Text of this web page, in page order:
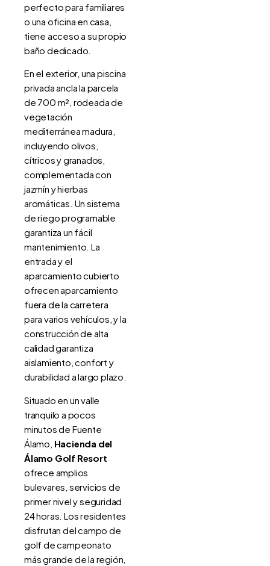
perfecto para familiares
o una oficina en casa,
tiene acceso a su propio
baño dedicado.
En el exterior, una piscina
privada ancla la parcela
de 700 m², rodeada de
vegetación
mediterránea madura,
incluyendo olivos,
cítricos y granados,
complementada con
jazmín y hierbas
aromáticas. Un sistema
de riego programable
garantiza un fácil
mantenimiento. La
entrada y el
aparcamiento cubierto
ofrecen aparcamiento
fuera de la carretera
para varios vehículos, y la
construcción de alta
calidad garantiza
aislamiento, confort y
durabilidad a largo plazo.
Situado en un valle
tranquilo a pocos
minutos de Fuente
Álamo, Hacienda del
Álamo Golf Resort
ofrece amplios
bulevares, servicios de
primer nivel y seguridad
24 horas. Los residentes
disfrutan del campo de
golf de campeonato
más grande de la región,